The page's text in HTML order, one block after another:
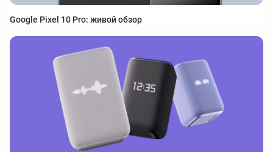
Google Pixel 10 Pro: живой обзор